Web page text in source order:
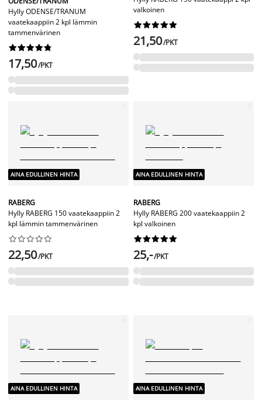
Hylly ODENSE/TRANUM
vaatekaappiin 2 kpl lämmin
tammenvärinen






17,50/PKT
valkoinen






21,50/PKT
AINA EDULLINEN HINTA
RABERG
Hylly RABERG 150 vaatekaappiin 2
kpl lämmin tammenvärinen






22,50/PKT
AINA EDULLINEN HINTA
RABERG
Hylly RABERG 200 vaatekaappiin 2
kpl valkoinen






25,-/PKT
AINA EDULLINEN HINTA AINA EDULLINEN HINTA